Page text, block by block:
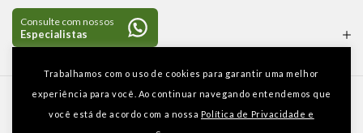
CERTIFICADOS
Trabalhamos com o uso de cookies para garantir uma melhor
experiência para você. Ao continuar navegando entendemos que
você está de acordo com a nossa Política de Privacidade e
contato